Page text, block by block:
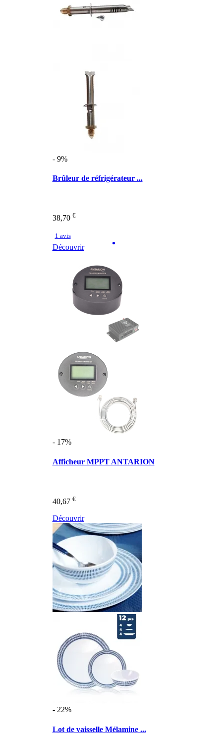
- 9%
Brûleur de réfrigérateur ...
38,70 €
1 avis
Découvrir
- 17%
Afficheur MPPT ANTARION
40,67 €
Découvrir
- 22%
Lot de vaisselle Mélamine ...